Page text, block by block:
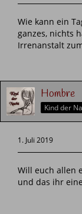
Wie kann ein
ganzes, nichts
Irrenanstalt
Hombre
Kind der
1. Juli 2019
Will euch allen
und das ihr